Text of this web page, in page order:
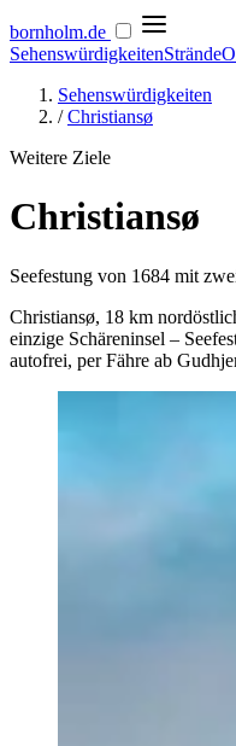
bornholm.de
SehenswürdigkeitenStrände
Sehenswürdigkeiten
/ Christiansø
Weitere Ziele
Christiansø
Seefestung von 1684 mit
Christiansø, 18 km
einzige Schäreninsel –
autofrei, per Fähre ab